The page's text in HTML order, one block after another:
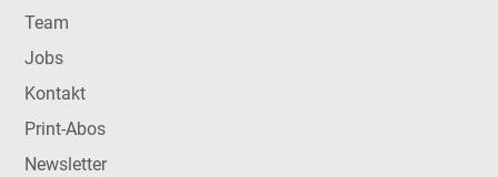
Team
Jobs
Kontakt
Print-Abos
Newsletter